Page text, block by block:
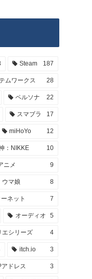
Steam 187
ムワークス 28
ペルソナ 22
スマブラ 17
miHoYo 12
：NIKKE 10
ニメ 9
ウマ娘 8
ネット 7
オーディオ 5
エシリーズ 4
itch.io 3
アドレス 3